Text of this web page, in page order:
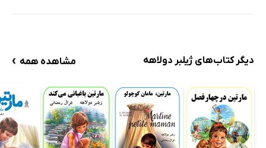
دیگر کتاب‌های ژیلبر دولاهه مشاهده همه ›